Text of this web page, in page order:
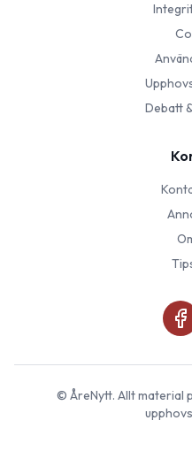
Debatt
© ÅreNytt. Allt material